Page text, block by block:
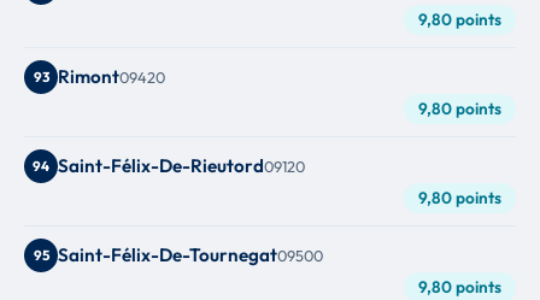
9,80 points
93 Rimont09420
9,80 points
94 Saint-Félix-De-Rieutord09120
9,80 points
95 Saint-Félix-De-Tournegat09500
9,80 points